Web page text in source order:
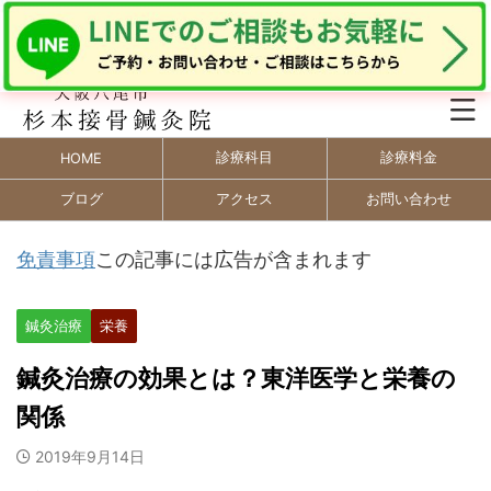
HOME 診療科目 診療料金
ブログ アクセス お問い合わせ
免責事項この記事には広告が含まれます
鍼灸治療 栄養
鍼灸治療の効果とは？東洋医学と栄養の
関係
2019年9月14日